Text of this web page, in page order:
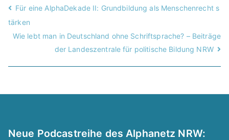
Für eine AlphaDekade II: Grundbildung als Menschenrecht s
tärken
Wie lebt man in Deutschland ohne Schriftsprache? – Beiträge
der Landeszentrale für politische Bildung NRW
Neue Podcastreihe des Alphanetz NRW: